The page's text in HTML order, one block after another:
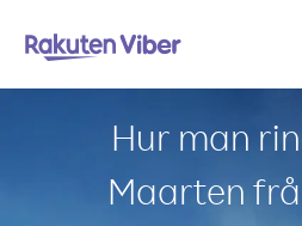
Hur man
Maarten